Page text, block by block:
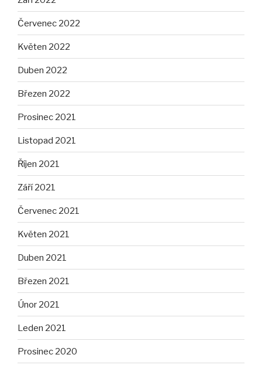
Červenec 2022
Květen 2022
Duben 2022
Březen 2022
Prosinec 2021
Listopad 2021
Říjen 2021
Září 2021
Červenec 2021
Květen 2021
Duben 2021
Březen 2021
Únor 2021
Leden 2021
Prosinec 2020